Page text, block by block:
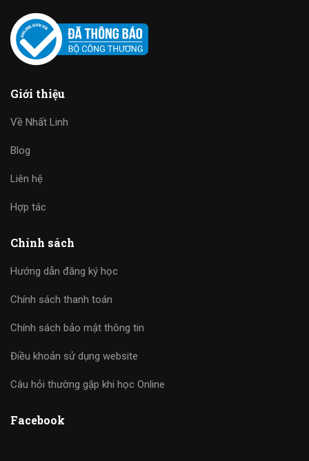
Giới thiệu
Về Nhất Linh
Blog
Liên hệ
Hợp tác
Chính sách
Hướng dẫn đăng ký học
Chính sách thanh toán
Chính sách bảo mật thông tin
Điều khoản sử dụng website
Câu hỏi thường gặp khi học Online
Facebook